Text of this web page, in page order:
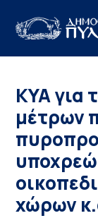
ΚΥΑ για
μέτρων
χώρων